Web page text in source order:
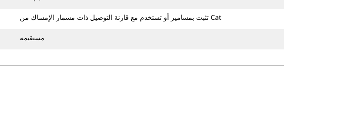
تثبت بمسامير أو تستخدم مع قارنة التوصيل ذات مسمار الإمساك من Cat
مستقيمة